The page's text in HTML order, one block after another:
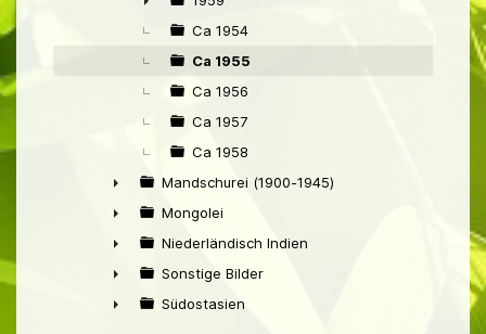
►
Ca 1954
Ca 1955
Ca 1956
Ca 1957
Ca 1958
►
Mandschurei (1900-1945)
►
Mongolei
►
Niederländisch Indien
►
Sonstige Bilder
Südostasien